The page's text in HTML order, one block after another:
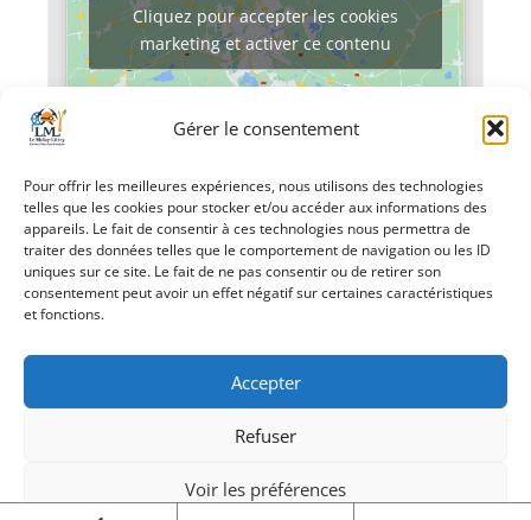
Gérer le consentement
Pour offrir les meilleures expériences, nous utilisons des technologies
telles que les cookies pour stocker et/ou accéder aux informations des
appareils. Le fait de consentir à ces technologies nous permettra de
traiter des données telles que le comportement de navigation ou les ID
uniques sur ce site. Le fait de ne pas consentir ou de retirer son
consentement peut avoir un effet négatif sur certaines caractéristiques
et fonctions.
Accepter
Refuser
Voir les préférences
Cliquez pour accepter les cookies
marketing et activer ce contenu
«Tom LEEB Puces musicales »
Création Androme Informatique